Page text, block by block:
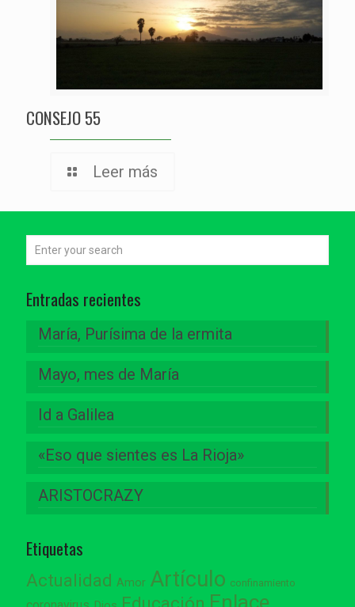
CONSEJO 55
Leer más
Entradas recientes
María, Purísima de la ermita
Mayo, mes de María
Id a Galilea
«Eso que sientes es La Rioja»
ARISTOCRAZY
Etiquetas
Actualidad Amor Artículo confinamiento
Educación Enlace